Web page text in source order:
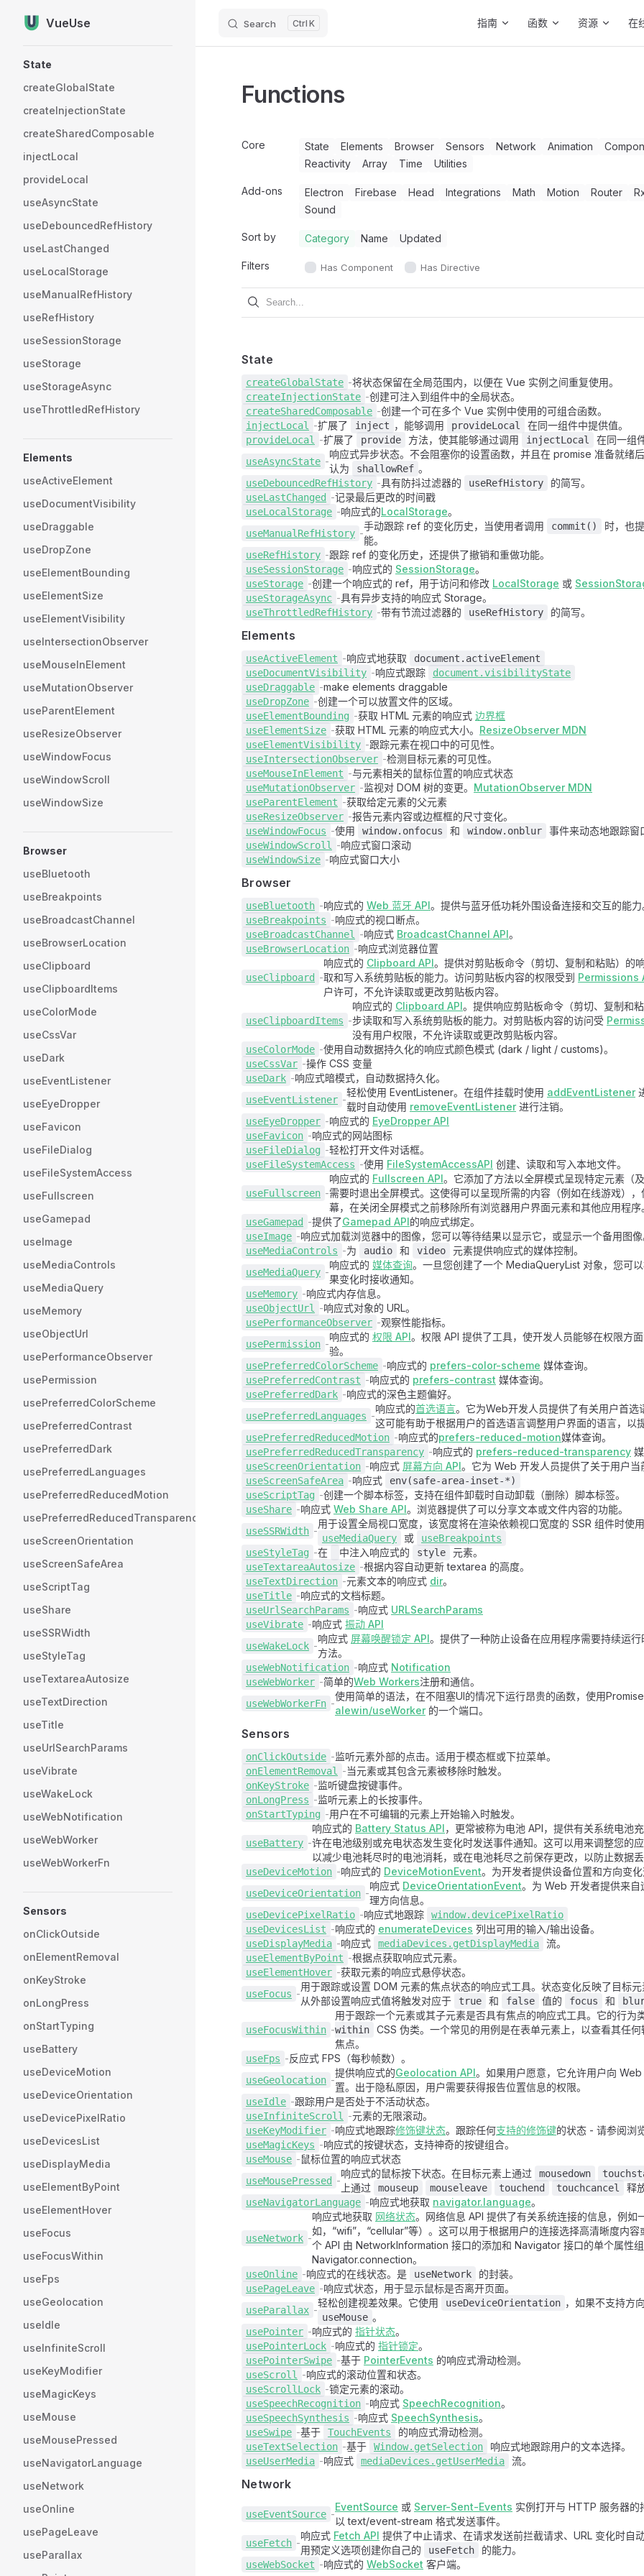
Skip to content
VueUse Search K 指南 函数 资源 在
State
createGlobalState
createInjectionState
createSharedComposable
injectLocal
provideLocal
useAsyncState
useDebouncedRefHistory
useLastChanged
useLocalStorage
useManualRefHistory
useRefHistory
useSessionStorage
useStorage
useStorageAsync
useThrottledRefHistory
Elements
useActiveElement
useDocumentVisibility
useDraggable
useDropZone
useElementBounding
useElementSize
useElementVisibility
useIntersectionObserver
useMouseInElement
useMutationObserver
useParentElement
useResizeObserver
useWindowFocus
useWindowScroll
useWindowSize
Browser
useBluetooth
useBreakpoints
useBroadcastChannel
useBrowserLocation
useClipboard
useClipboardItems
useColorMode
useCssVar
useDark
useEventListener
useEyeDropper
useFavicon
useFileDialog
useFileSystemAccess
useFullscreen
useGamepad
useImage
useMediaControls
useMediaQuery
useMemory
useObjectUrl
usePerformanceObserver
usePermission
usePreferredColorScheme
usePreferredContrast
usePreferredDark
usePreferredLanguages
usePreferredReducedMotion
usePreferredReducedTransparency
useScreenOrientation
useScreenSafeArea
useScriptTag
useShare
useSSRWidth
useStyleTag
useTextareaAutosize
useTextDirection
useTitle
useUrlSearchParams
useVibrate
useWakeLock
useWebNotification
useWebWorker
useWebWorkerFn
Sensors
onClickOutside
onElementRemoval
onKeyStroke
onLongPress
onStartTyping
useBattery
useDeviceMotion
useDeviceOrientation
useDevicePixelRatio
useDevicesList
useDisplayMedia
useElementByPoint
useElementHover
useFocus
useFocusWithin
useFps
useGeolocation
useIdle
useInfiniteScroll
useKeyModifier
useMagicKeys
useMouse
useMousePressed
useNavigatorLanguage
useNetwork
useOnline
usePageLeave
useParallax
Functions
Core State Elements Browser Sensors Network Animation
Reactivity
Array Time Utilities
Add-ons Electron Firebase Head Integrations Math Motion Router
Sound
Sort by Category Name Updated
Filters Has Component Has Directive
State
createGlobalState -将状态保留在全局范围内，以便在 Vue 实例之间重复使用。
createInjectionState -创建可注入到组件中的全局状态。
createSharedComposable -创建一个可在多个 Vue 实例中使用的可组合函数。
injectLocal -扩展了 inject ，能够调用 provideLocal 在同一组件中提供值。
provideLocal -扩展了 provide 方法，使其能够通过调用 injectLocal 在同一组
useAsyncState -
响应式异步状态。不会阻塞你的设置函数，并且在 promise 准备就绪
认为
shallowRef 。
useDebouncedRefHistory -具有防抖过滤器的 useRefHistory 的简写。
useLastChanged -记录最后更改的时间戳
useLocalStorage -响应式的LocalStorage。
useManualRefHistory -
手动跟踪 ref 的变化历史，当使用者调用 commit()
时，也
能。
useRefHistory -跟踪 ref 的变化历史，还提供了撤销和重做功能。
useSessionStorage -响应式的 SessionStorage。
useStorage -创建一个响应式的 ref，用于访问和修改 LocalStorage 或
useStorageAsync -具有异步支持的响应式 Storage。
useThrottledRefHistory -带有节流过滤器的 useRefHistory 的简写。
Elements
useActiveElement -响应式地获取
document.activeElement
useDocumentVisibility -响应式跟踪
document.visibilityState
useDraggable -make elements draggable
useDropZone -创建一个可以放置文件的区域。
useElementBounding -获取 HTML 元素的响应式 边界框
useElementSize -获取 HTML 元素的响应式大小。 ResizeObserver MDN
useElementVisibility -跟踪元素在视口中的可见性。
useIntersectionObserver -检测目标元素的可见性。
useMouseInElement -与元素相关的鼠标位置的响应式状态
useMutationObserver -监视对 DOM 树的变更。 MutationObserver MDN
useParentElement -获取给定元素的父元素
useResizeObserver -报告元素内容或边框框的尺寸变化。
useWindowFocus -使用 window.onfocus 和 window.onblur 事件来动态地跟踪窗
useWindowScroll -响应式窗口滚动
useWindowSize -响应式窗口大小
Browser
useBluetooth -响应式的 Web 蓝牙 API。提供与蓝牙低功耗外围设备连接和交互的能力
useBreakpoints -响应式的视口断点。
useBroadcastChannel -响应式 BroadcastChannel API。
useBrowserLocation -响应式浏览器位置
useClipboard -
响应式的 Clipboard API。提供对剪贴板命令（剪切、复制和粘贴）的
取和写入系统剪贴板的能力。访问剪贴板内容的权限受到 Permissions
户许可，不允许读取或更改剪贴板内容。
useClipboardItems -
响应式的 Clipboard API。提供响应剪贴板命令（剪切、复制和
步读取和写入系统剪贴板的能力。对剪贴板内容的访问受
没有用户权限，不允许读取或更改剪贴板内容。
useColorMode -使用自动数据持久化的响应式颜色模式 (dark / light / customs)。
useCssVar -操作 CSS 变量
useDark -响应式暗模式，自动数据持久化。
useEventListener -
轻松使用 EventListener。在组件挂载时使用 addEventListener
载时自动使用 removeEventListener进行注销。
useEyeDropper -响应式的 EyeDropper API
useFavicon -响应式的网站图标
useFileDialog -轻松打开文件对话框。
useFileSystemAccess -使用 FileSystemAccessAPI 创建、读取和写入本地文件。
useFullscreen -
响应式的 Fullscreen API。它添加了方法以全屏模式呈现特定元素（
需要时退出全屏模式。这使得可以呈现所需的内容（例如在线游戏）
幕，在关闭全屏模式之前移除所有浏览器用户界面元素和其他应用程序
useGamepad -提供了Gamepad API的响应式绑定。
useImage -响应式加载浏览器中的图像，您可以等待结果以显示它，或显示一个备用图像
useMediaControls -为 audio 和 video 元素提供响应式的媒体控制。
useMediaQuery -
响应式的 媒体查询。一旦您创建了一个 MediaQueryList 对象，您可
果变化时接收通知。
useMemory -响应式内存信息。
useObjectUrl -响应式对象的 URL。
usePerformanceObserver -观察性能指标。
usePermission -
响应式的 权限 API。权限 API 提供了工具，使开发人员能够在权限方
验。
usePreferredColorScheme -响应式的 prefers-color-scheme 媒体查询。
usePreferredContrast -响应式的 prefers-contrast 媒体查询。
usePreferredDark -响应式的深色主题偏好。
usePreferredLanguages -
响应式的首选语言。它为Web开发人员提供了有关用户首选
这可能有助于根据用户的首选语言调整用户界面的语言，以
usePreferredReducedMotion -响应式的prefers-reduced-motion媒体查询。
usePreferredReducedTransparency -响应式的 prefers-reduced-transparency
useScreenOrientation -响应式 屏幕方向 API。它为 Web 开发人员提供了关于用户当
useScreenSafeArea -响应式
env(safe-area-inset-*)
useScriptTag -创建一个脚本标签，支持在组件卸载时自动卸载（删除）脚本标签。
useShare -响应式 Web Share API。浏览器提供了可以分享文本或文件内容的功能。
useSSRWidth -
用于设置全局视口宽度，该宽度将在渲染依赖视口宽度的 SSR 组件时使
useMediaQuery 或
useBreakpoints
useStyleTag -在 中注入响应式的 style 元素。
useTextareaAutosize -根据内容自动更新 textarea 的高度。
useTextDirection -元素文本的响应式 dir。
useTitle -响应式的文档标题。
useUrlSearchParams -响应式 URLSearchParams
useVibrate -响应式 振动 API
useWakeLock -
响应式 屏幕唤醒锁定 API。提供了一种防止设备在应用程序需要持续运
方法。
useWebNotification -响应式 Notification
useWebWorker -简单的Web Workers注册和通信。
useWebWorkerFn -
使用简单的语法，在不阻塞UI的情况下运行昂贵的函数，使用
alewin/useWorker的一个端口。
Sensors
onClickOutside -监听元素外部的点击。适用于模态框或下拉菜单。
onElementRemoval -当元素或其包含元素被移除时触发。
onKeyStroke -监听键盘按键事件。
onLongPress -监听元素上的长按事件。
onStartTyping -用户在不可编辑的元素上开始输入时触发。
useBattery -
响应式的 Battery Status API，更常被称为电池 API，提供有关系统电池
许在电池级别或充电状态发生变化时发送事件通知。这可以用来调整您的应
以减少电池耗尽时的电池消耗，或在电池耗尽之前保存更改，以防止数据丢
useDeviceMotion -响应式的 DeviceMotionEvent。为开发者提供设备位置和方向变化
useDeviceOrientation -
响应式 DeviceOrientationEvent。为 Web 开发者提供来自
理方向信息。
useDevicePixelRatio -响应式地跟踪
window.devicePixelRatio
useDevicesList -响应式的 enumerateDevices 列出可用的输入/输出设备。
useDisplayMedia -响应式 mediaDevices.getDisplayMedia 流。
useElementByPoint -根据点获取响应式元素。
useElementHover -获取元素的响应式悬停状态。
useFocus -
用于跟踪或设置 DOM 元素的焦点状态的响应式工具。状态变化反映了目标元
从外部设置响应式值将触发对应于
true 和 false 值的 focus 和
useFocusWithin -
用于跟踪一个元素或其子元素是否具有焦点的响应式工具。它的行为
within
CSS 伪类。一个常见的用例是在表单元素上，以查看其任
焦点。
useFps -反应式 FPS（每秒帧数）。
useGeolocation -
提供响应式的Geolocation API。如果用户愿意，它允许用户向
置。出于隐私原因，用户需要获得报告位置信息的权限。
useIdle -跟踪用户是否处于不活动状态。
useInfiniteScroll -元素的无限滚动。
useKeyModifier -响应式地跟踪修饰键状态。跟踪任何支持的修饰键的状态 - 请参阅浏
useMagicKeys -响应式的按键状态，支持神奇的按键组合。
useMouse -鼠标位置的响应式状态
useMousePressed -
响应式的鼠标按下状态。在目标元素上通过 mousedown
上通过
mouseup mouseleave touchend touchcancel 释
useNavigatorLanguage -响应式地获取 navigator.language。
useNetwork -
响应式地获取 网络状态。网络信息 API 提供了有关系统连接的信息，例如
如，“wifi”，“cellular”等）。这可以用于根据用户的连接选择高清晰度内
个 API 由 NetworkInformation 接口的添加和 Navigator 接口的单个属性组
Navigator.connection。
useOnline -响应式的在线状态。是 useNetwork 的封装。
usePageLeave -响应式状态，用于显示鼠标是否离开页面。
useParallax -
轻松创建视差效果。它使用 useDeviceOrientation ，如果不支持方
useMouse 。
usePointer -响应式的 指针状态。
usePointerLock -响应式的 指针锁定。
usePointerSwipe -基于 PointerEvents 的响应式滑动检测。
useScroll -响应式的滚动位置和状态。
useScrollLock -锁定元素的滚动。
useSpeechRecognition -响应式 SpeechRecognition。
useSpeechSynthesis -响应式 SpeechSynthesis。
useSwipe -基于 TouchEvents 的响应式滑动检测。
useTextSelection -基于 Window.getSelection 响应式地跟踪用户的文本选择。
useUserMedia -响应式 mediaDevices.getUserMedia 流。
Network
useEventSource -
EventSource 或 Server-Sent-Events 实例打开与 HTTP 服务器的
以 text/event-stream 格式发送事件。
useFetch -
响应式 Fetch API 提供了中止请求、在请求发送前拦截请求、URL 变化时自
用预定义选项创建你自己的
useFetch 的能力。
useWebSocket -响应式的 WebSocket 客户端。